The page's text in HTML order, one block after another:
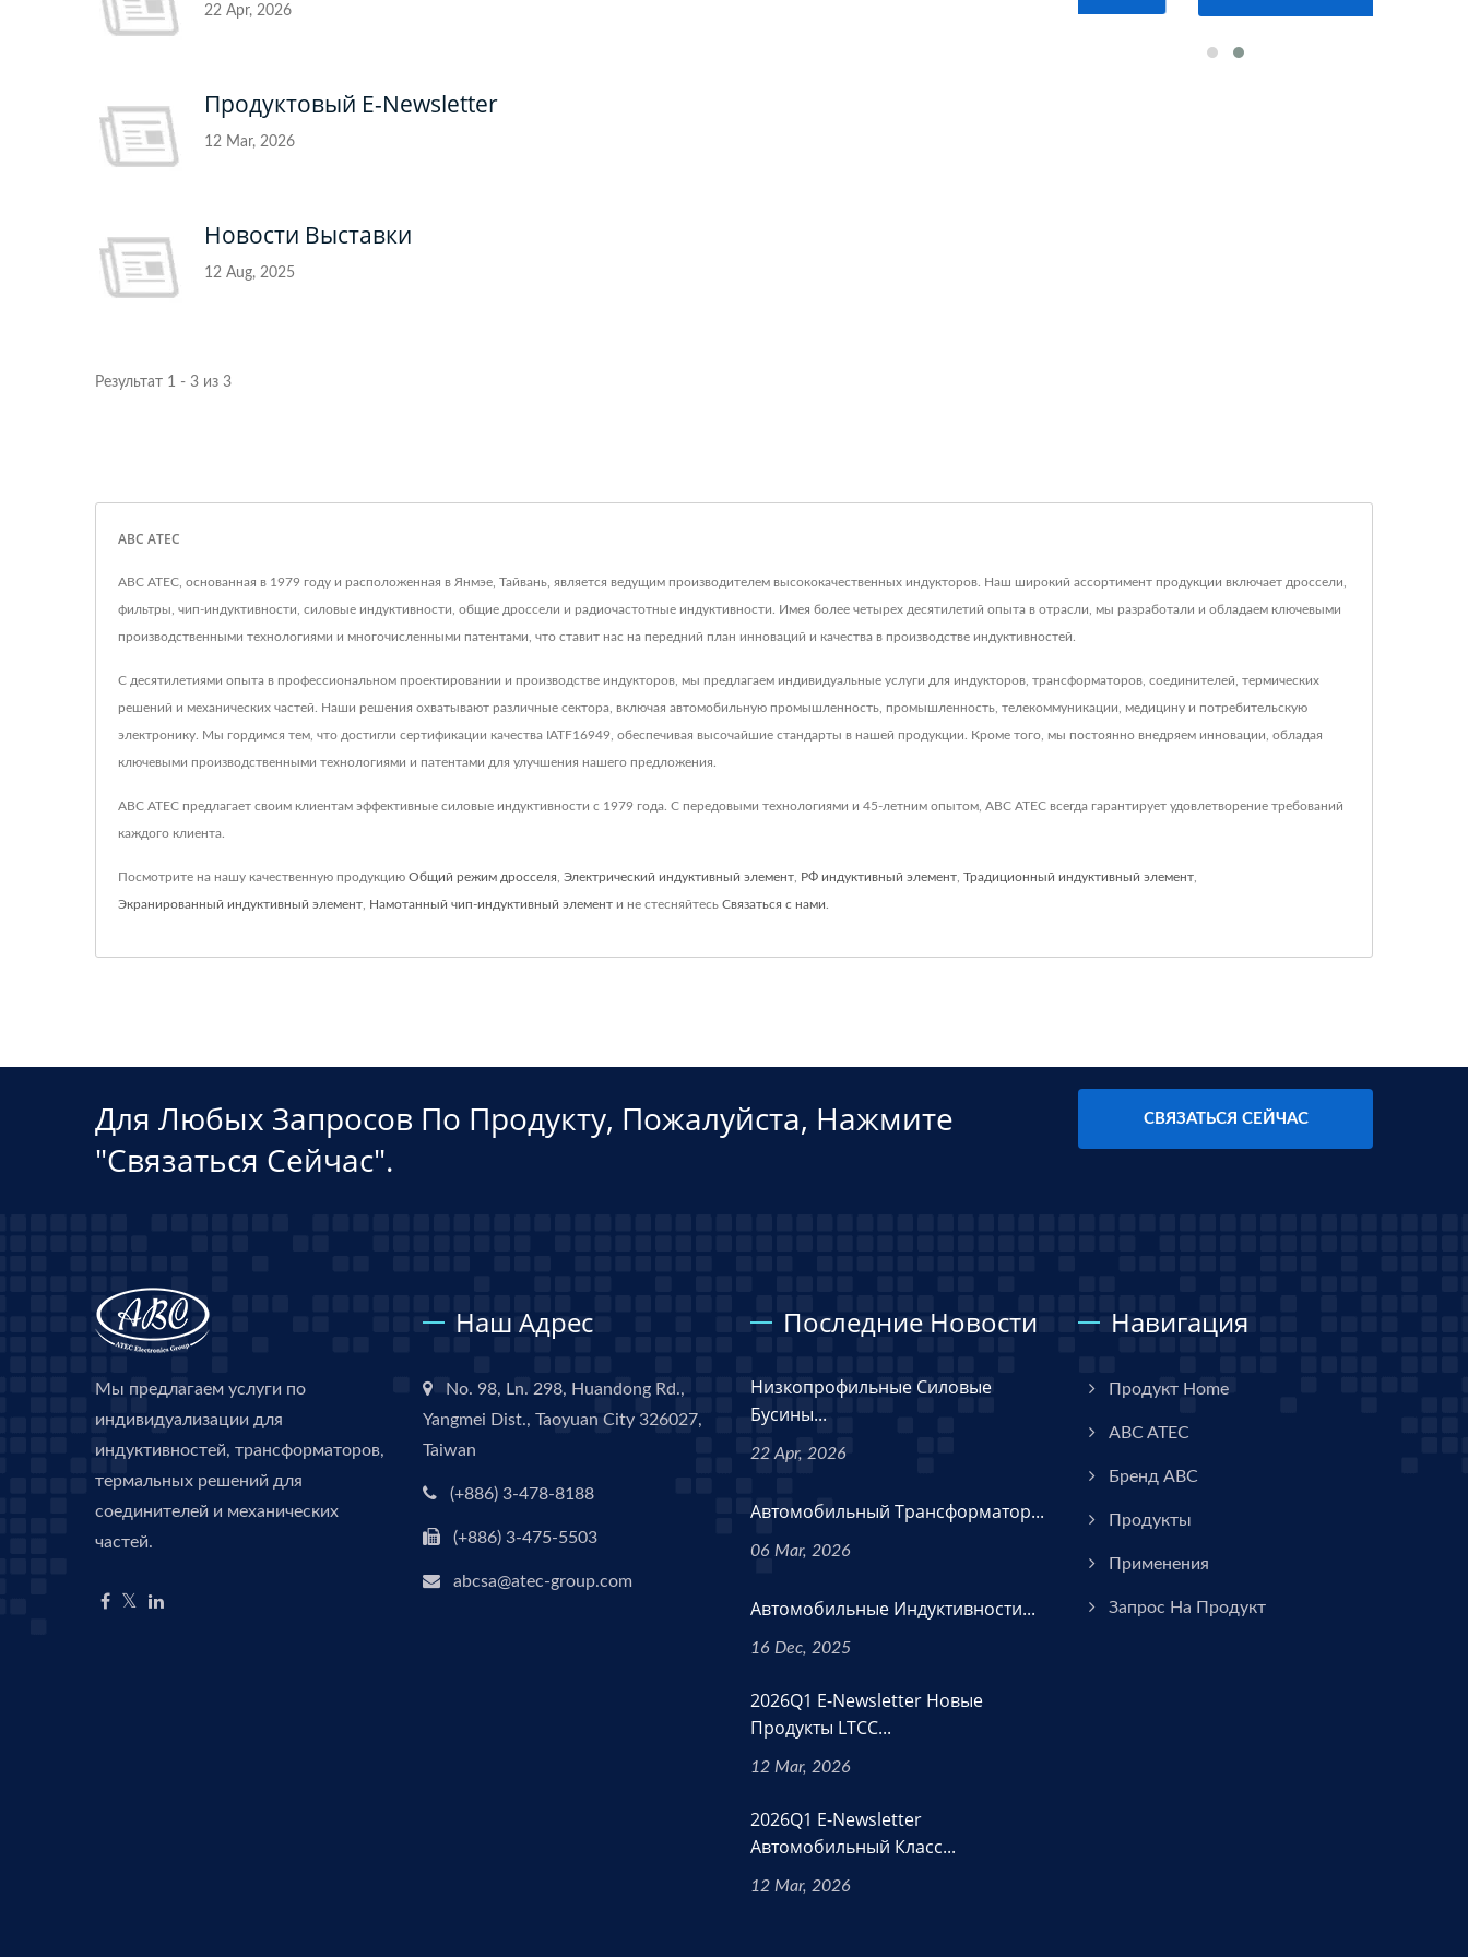
22 Apr, 2026
Продуктовый E-Newsletter
12 Mar, 2026
Новости Выставки
12 Aug, 2025
Результат 1 - 3 из 3
ABC ATEC
ABC ATEC, основанная в 1979 году и расположенная в Янмэе, Тайвань, является ведущим производителем высококачественных индукторов. Наш широкий ассортимент продукции включает дроссели,
фильтры, чип-индуктивности, силовые индуктивности, общие дроссели и радиочастотные индуктивности. Имея более четырех десятилетий опыта в отрасли, мы разработали и обладаем ключевыми
производственными технологиями и многочисленными патентами, что ставит нас на передний план инноваций и качества в производстве индуктивностей.
С десятилетиями опыта в профессиональном проектировании и производстве индукторов, мы предлагаем индивидуальные услуги для индукторов, трансформаторов, соединителей, термических
решений и механических частей. Наши решения охватывают различные сектора, включая автомобильную промышленность, промышленность, телекоммуникации, медицину и потребительскую
электронику. Мы гордимся тем, что достигли сертификации качества IATF16949, обеспечивая высочайшие стандарты в нашей продукции. Кроме того, мы постоянно внедряем инновации, обладая
ключевыми производственными технологиями и патентами для улучшения нашего предложения.
ABC ATEC предлагает своим клиентам эффективные силовые индуктивности с 1979 года. С передовыми технологиями и 45-летним опытом, ABC ATEC всегда гарантирует удовлетворение требований
каждого клиента.
Посмотрите на нашу качественную продукцию Общий режим дросселя Электрический индуктивный элемент РФ индуктивный элемент Традиционный индуктивный элемент
Экранированный индуктивный элемент Намотанный чип-индуктивный элемент и не стесняйтесь Связаться с нами
Для Любых Запросов По Продукту, Пожалуйста, Нажмите
"связаться Сейчас".
СВЯЗАТЬСЯ СЕЙЧАС
Мы предлагаем услуги по
индивидуализации для
индуктивностей, трансформаторов,
термальных решений для
соединителей и механических
частей.
Наш Адрес
No. 98, Ln. 298, Huandong Rd.,
Yangmei Dist., Taoyuan City 326027,
Taiwan
(+886) 3-478-8188
(+886) 3-475-5503
abcsa@atec-group.com
Последние Новости
Низкопрофильные Силовые
Бусины...
22 Apr, 2026
Автомобильный Трансформатор...
06 Mar, 2026
Автомобильные Индуктивности...
16 Dec, 2025
2026Q1 E-Newsletter Новые
Продукты LTCC...
12 Mar, 2026
2026Q1 E-Newsletter
Автомобильный Класс...
12 Mar, 2026
Навигация
Продукт Home
ABC ATEC
Бренд ABC
Продукты
Применения
Запрос На Продукт